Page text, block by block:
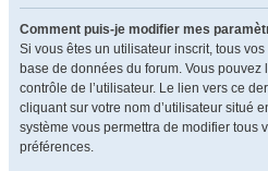
Comment puis-je modifier mes
Si vous êtes un utilisateur inscrit, tous
base de données du forum. Vous
contrôle de l’utilisateur. Le lien vers ce
cliquant sur votre nom d’utilisateur situé
système vous permettra de modifier tous
préférences.